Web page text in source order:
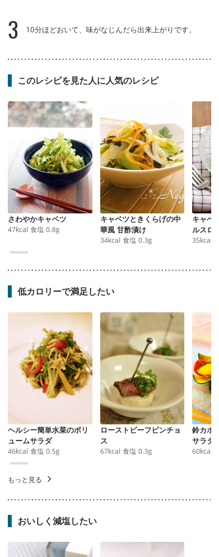
3 10分ほどおいて、味がなじんだら出来上がりです。
このレシピを見た人に人気のレシピ
さわやかキャベツ
47kcal 食塩 0.8g
キャベツときくらげの中
華風 甘酢漬け
34kcal 食塩 0.3g
キャベ
ルスロ
35kcal
低カロリーで満足したい
ヘルシー簡単水菜のボリ
ュームサラダ
46kcal 食塩 0.5g
ローストビーフピンチョ
ス
67kcal 食塩 0.3g
鈴カボ
サラダ
60kcal
もっと見る
おいしく減塩したい